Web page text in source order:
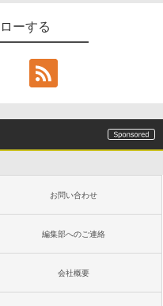
ーする
お問い合わせ
編集部へのご連絡
会社概要